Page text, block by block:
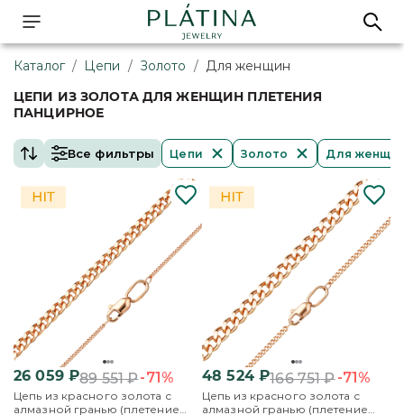
Каталог / Цепи / Золото / Для женщин
ЦЕПИ ИЗ ЗОЛОТА ДЛЯ ЖЕНЩИН ПЛЕТЕНИЯ
ПАНЦИРНОЕ
Все фильтры Цепи Золото Для
26 059₽89 551₽-71%
Цепь из красного золота с
алмазной гранью (плетение
48 524₽166 751₽-71%
Цепь из красного золота с
алмазной гранью (плетение